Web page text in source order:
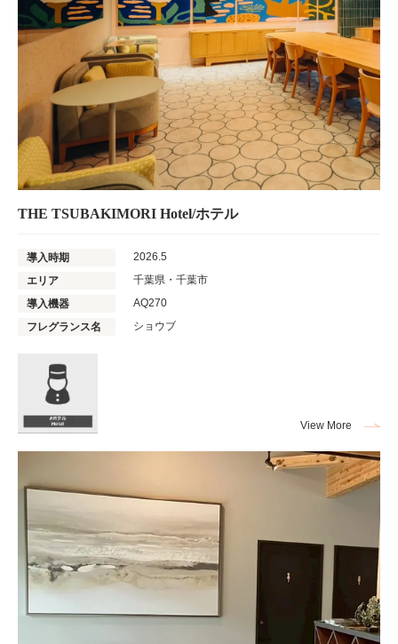
THE TSUBAKIMORI Hotel/ホテル
導入時期
2026.5
エリア
千葉県・千葉市
導入機器
AQ270
フレグランス名
ショウブ
View More